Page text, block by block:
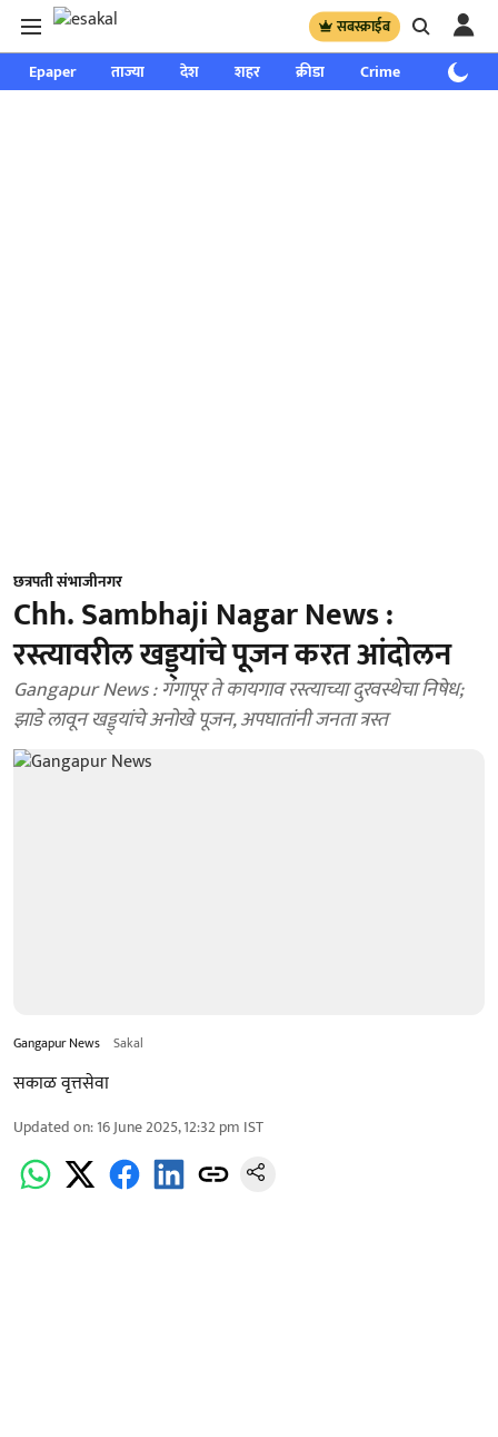
सबस्क्राईब
Epaper ताज्या देश शहर क्रीडा Crime साप्ताहिक
छत्रपती संभाजीनगर
Chh. Sambhaji Nagar News :
रस्त्यावरील खड्ड्यांचे पूजन करत आंदोलन
Gangapur News : गंगापूर ते कायगाव रस्त्याच्या दुरवस्थेचा निषेध;
झाडे लावून खड्ड्यांचे अनोखे पूजन, अपघातांनी जनता त्रस्त
Gangapur News Sakal
सकाळ वृत्तसेवा
Updated on:16 June 2025, 12:32 pm IST